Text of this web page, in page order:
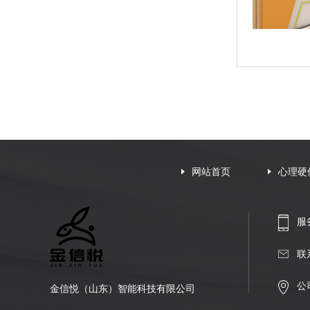
网站首页 心理硬
金信悦（山东）智能科技有限公司
服
联
公